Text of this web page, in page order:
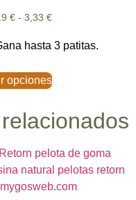
€ - 3,33 €
hasta 3 patitas.
opciones